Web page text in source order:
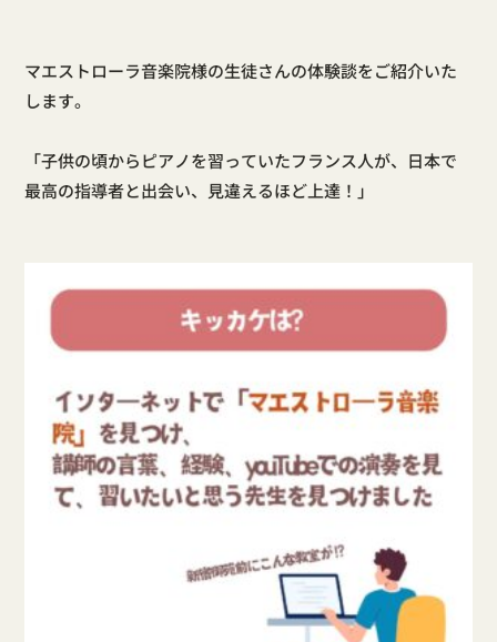
マエストローラ音楽院様の生徒さんの体験談をご紹介いた
します。
「子供の頃からピアノを習っていたフランス人が、日本で
最高の指導者と出会い、見違えるほど上達！」